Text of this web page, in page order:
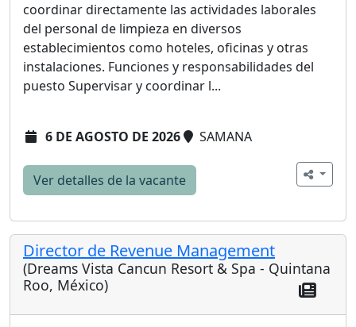
coordinar directamente las actividades laborales
del personal de limpieza en diversos
establecimientos como hoteles, oficinas y otras
instalaciones. Funciones y responsabilidades del
puesto Supervisar y coordinar l...
6 DE AGOSTO DE 2026 SAMANA
Ver detalles de la vacante
Director de Revenue Management
(Dreams Vista Cancun Resort & Spa - Quintana
Roo, México)